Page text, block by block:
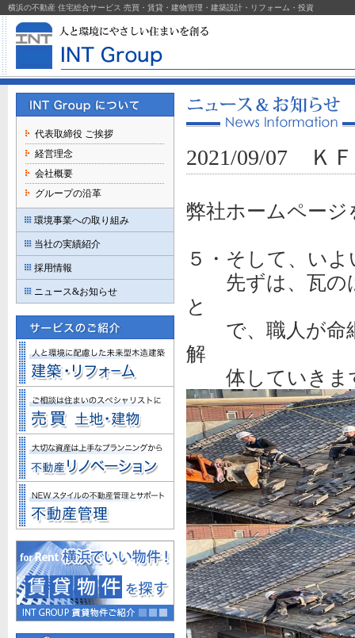
横浜の不動産 住宅総合サービス 売買・賃貸・建物管理・建築設計・リフォーム・投資
2021/09/07 Ｋ
弊社ホームペー
５・そして、い
先ずは、瓦のば
と
で、職人が命綱
解
体していきま
代表取締役 ご挨拶
経営理念
会社概要
グループの沿革
環境事業への取り組み
当社の実績紹介
採用情報
ニュース&お知らせ